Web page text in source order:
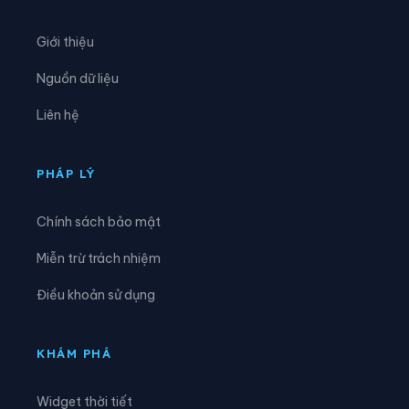
Xã Tam Kim
Xã Vinh Quý
Giới thiệu
Nguồn dữ liệu
Liên hệ
PHÁP LÝ
Chính sách bảo mật
Miễn trừ trách nhiệm
Điều khoản sử dụng
KHÁM PHÁ
Widget thời tiết